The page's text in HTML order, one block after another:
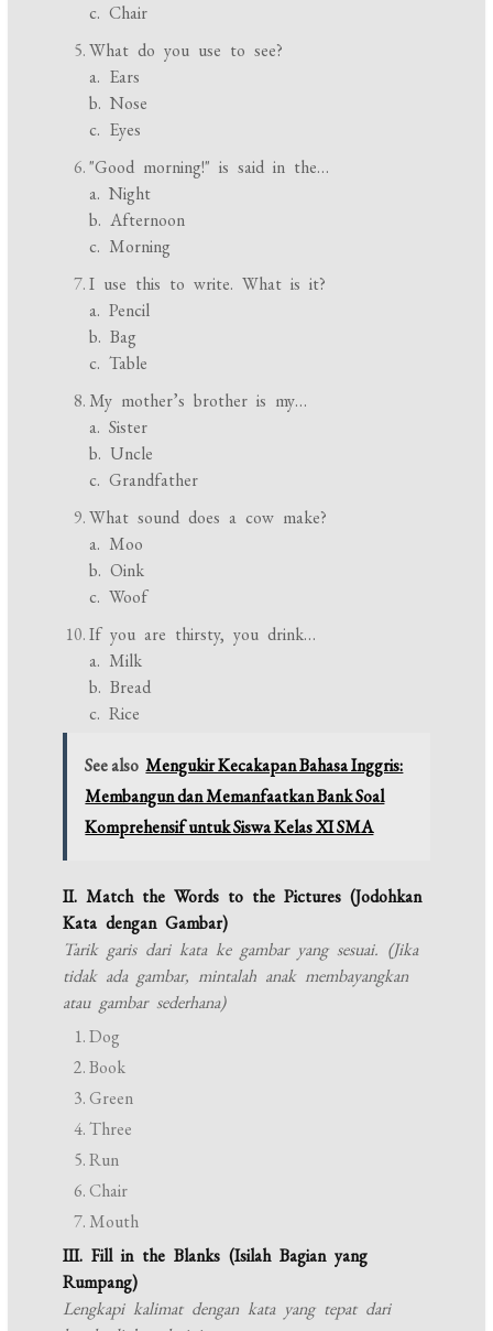
c. Chair
What do you use to see?
a. Ears
b. Nose
c. Eyes
"Good morning!" is said in the…
a. Night
b. Afternoon
c. Morning
I use this to write. What is it?
a. Pencil
b. Bag
c. Table
My mother’s brother is my…
a. Sister
b. Uncle
c. Grandfather
What sound does a cow make?
a. Moo
b. Oink
c. Woof
If you are thirsty, you drink…
a. Milk
b. Bread
c. Rice
See also Mengukir Kecakapan Bahasa Inggris:
Membangun dan Memanfaatkan Bank Soal
Komprehensif untuk Siswa Kelas XI SMA
II. Match the Words to the Pictures (Jodohkan
Kata dengan Gambar)
Tarik garis dari kata ke gambar yang sesuai. (Jika
tidak ada gambar, mintalah anak membayangkan
atau gambar sederhana)
Dog
Book
Green
Three
Run
Chair
Mouth
III. Fill in the Blanks (Isilah Bagian yang
Rumpang)
Lengkapi kalimat dengan kata yang tepat dari